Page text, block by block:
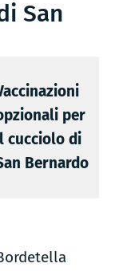
San
per
cucciolo di
Bernardo